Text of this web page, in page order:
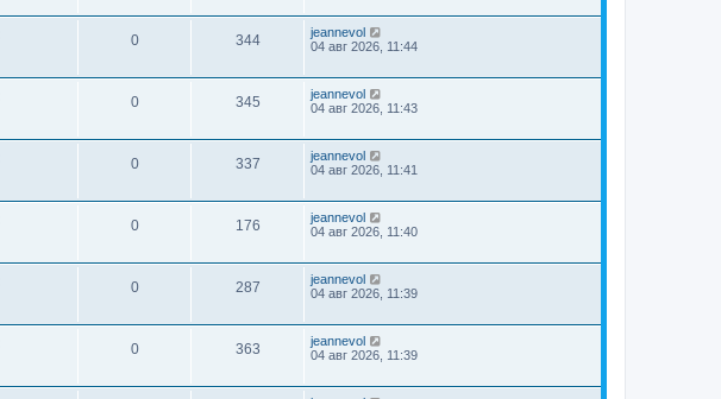
0 344
jeannevol
04 авг 2026, 11:44
0 345
jeannevol
04 авг 2026, 11:43
0 337
jeannevol
04 авг 2026, 11:41
0 176
jeannevol
04 авг 2026, 11:40
0 287
jeannevol
04 авг 2026, 11:39
0 363
jeannevol
04 авг 2026, 11:39